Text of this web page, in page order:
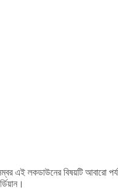
লকডাউনের বিষয়টি আবারো